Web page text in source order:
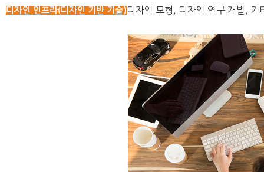
디자인 인프라(디자인 기반 기술) 디자인 모형, 디자인 연구 개발, 기